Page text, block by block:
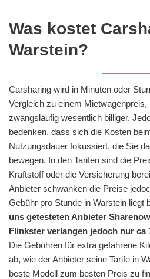
Was kostet
Warstein?
Carsharing wird in Minuten oder
Vergleich zu einem
zwangsläufig wesentlich billiger.
bedenken, dass sich die Kosten
Nutzungsdauer fokussiert, die Sie
bewegen. In den Tarifen sind die
Kraftstoff oder die Versicherung
Anbieter schwanken die Preise
Gebühr pro Stunde in Warstein liegt
uns getesteten Anbieter
Flinkster verlangen jedoch nur ca
Die Gebühren für extra gefahrene
ab, wie der Anbieter seine Tarife in
beste Modell zum besten Preis zu